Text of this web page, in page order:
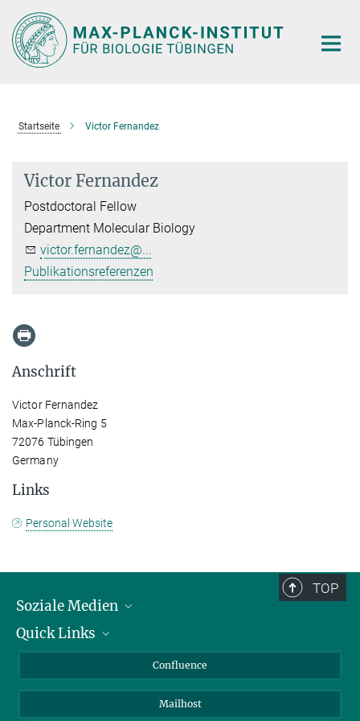
Hauptinhalt
Startseite Victor Fernandez
Victor Fernandez
Postdoctoral Fellow
Department Molecular Biology
victor.fernandez@...
Publikationsreferenzen
Anschrift
Victor Fernandez
Max-Planck-Ring 5
72076 Tübingen
Germany
Links
Personal Website
TOP
Soziale Medien
LinkedIn
Quick Links
Für Journalisten und Journalistinnen
Ihr Weg zu uns
Confluence
Mailhost